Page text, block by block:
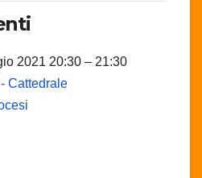
2021 20:30 – 21:30
Cattedrale